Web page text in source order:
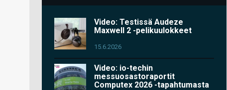
Video: Testissä Audeze
Maxwell 2 -pelikuulokkeet
15.6.2026
Video: io-techin
messuosastoraportit
Computex 2026 -tapahtumasta